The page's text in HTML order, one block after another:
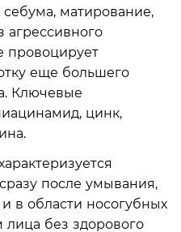
матирование,
провоцирует
еще большего
Ключевые
цинк,
после умывания,
в области носогубных
лица без здорового